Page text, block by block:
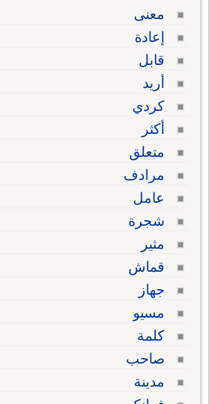
معنى
إعادة
قابل
أريد
كردي
أكثر
متعلق
مرادف
عامل
شجرة
مثير
قماش
جهاز
مسيو
كلمة
صاحب
مدينة